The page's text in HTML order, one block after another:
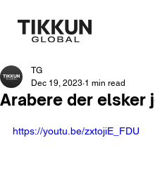
Arabere der elsker
TG
Dec 19, 2023 1 min read
https://youtu.be/zxtojiE_FDU